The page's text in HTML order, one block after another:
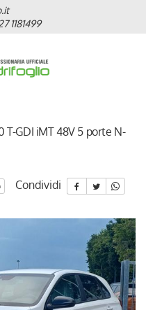
1181499
T-GDI iMT 48V 5 porte N-
Condividi